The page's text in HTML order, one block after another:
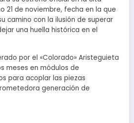
21 de noviembre, fecha en la que
camino con la ilusión de superar
una huella histórica en el
por el «Colorado» Aristeguieta
meses en módulos de
para acoplar las piezas
generación de